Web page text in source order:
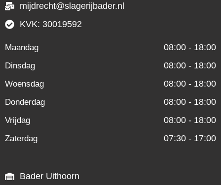
mijdrecht@slagerijbader.nl
KVK: 30019592
Maandag 08:00 - 18:00
Dinsdag 08:00 - 18:00
Woensdag 08:00 - 18:00
Donderdag 08:00 - 18:00
Vrijdag 08:00 - 18:00
Zaterdag 07:30 - 17:00
Bader Uithoorn